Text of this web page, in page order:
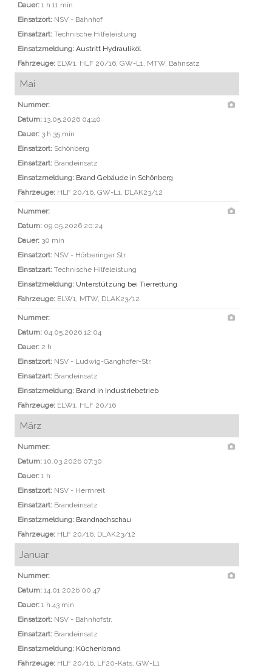
Dauer: 1 h 11 min
Einsatzort: NSV - Bahnhof
Einsatzart: Technische Hilfeleistung
Einsatzmeldung: Austritt Hydrauliköl
Fahrzeuge: ELW1, HLF 20/16, GW-L1, MTW, Bahnsatz
Mai
Nummer:
Datum: 13.05.2026 04:40
Dauer: 3 h 35 min
Einsatzort: Schönberg
Einsatzart: Brandeinsatz
Einsatzmeldung: Brand Gebäude in Schönberg
Fahrzeuge: HLF 20/16, GW-L1, DLAK23/12
Nummer:
Datum: 09.05.2026 20:24
Dauer: 30 min
Einsatzort: NSV - Hörberinger Str.
Einsatzart: Technische Hilfeleistung
Einsatzmeldung: Unterstützung bei Tierrettung
Fahrzeuge: ELW1, MTW, DLAK23/12
Nummer:
Datum: 04.05.2026 12:04
Dauer: 2 h
Einsatzort: NSV - Ludwig-Ganghofer-Str.
Einsatzart: Brandeinsatz
Einsatzmeldung: Brand in Industriebetrieb
Fahrzeuge: ELW1, HLF 20/16
März
Nummer:
Datum: 10.03.2026 07:30
Dauer: 1 h
Einsatzort: NSV - Herrnreit
Einsatzart: Brandeinsatz
Einsatzmeldung: Brandnachschau
Fahrzeuge: HLF 20/16, DLAK23/12
Januar
Nummer:
Datum: 14.01.2026 00:47
Dauer: 1 h 43 min
Einsatzort: NSV - Bahnhofstr.
Einsatzart: Brandeinsatz
Einsatzmeldung: Küchenbrand
Fahrzeuge: HLF 20/16, LF20-Kats, GW-L1